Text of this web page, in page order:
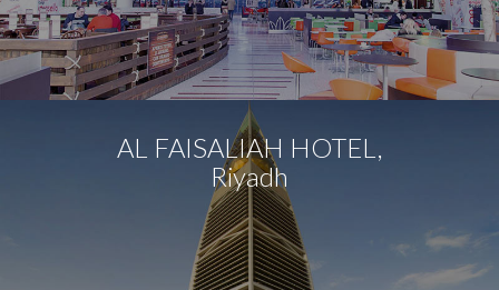
AL FAISALIAH HOTEL,
Riyadh